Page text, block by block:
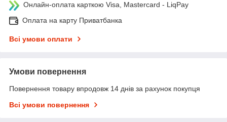
Онлайн-оплата карткою Visa, Mastercard - LiqPay
Оплата на карту Приватбанка
Всі умови оплати
Умови повернення
Повернення товару впродовж 14 днів за рахунок покупця
Всі умови повернення